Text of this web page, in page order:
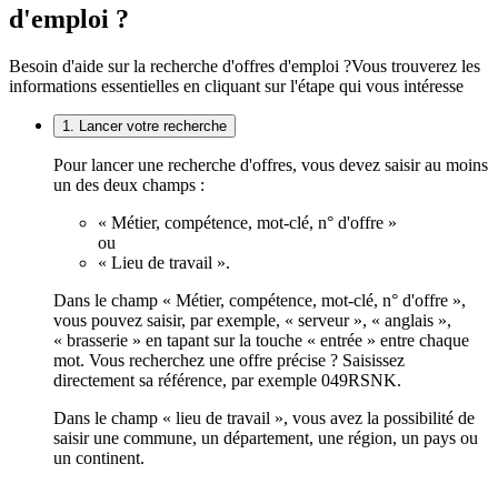
d'emploi ?
Besoin d'aide sur la recherche d'offres d'emploi ?Vous trouverez les
informations essentielles en cliquant sur l'étape qui vous intéresse
1. Lancer votre recherche
Pour lancer une recherche d'offres, vous devez saisir au moins
un des deux champs :
« Métier, compétence, mot-clé, n° d'offre »
ou
« Lieu de travail ».
Dans le champ « Métier, compétence, mot-clé, n° d'offre »,
vous pouvez saisir, par exemple, « serveur », « anglais »,
« brasserie » en tapant sur la touche « entrée » entre chaque
mot. Vous recherchez une offre précise ? Saisissez
directement sa référence, par exemple 049RSNK.
Dans le champ « lieu de travail », vous avez la possibilité de
saisir une commune, un département, une région, un pays ou
un continent.